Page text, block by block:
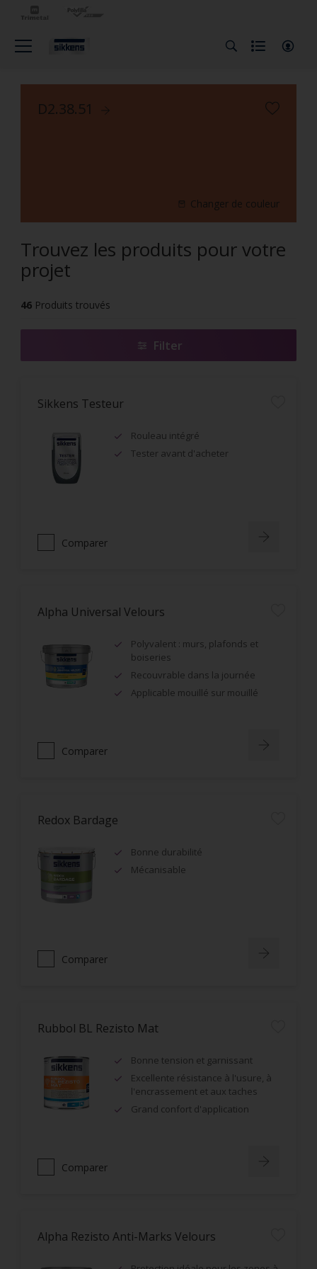
D2.38.51
Changer de couleur
Trouvez les produits pour votre
projet
46 Produits trouvés
Filter
Sikkens Testeur
Rouleau intégré
Tester avant d'acheter
Comparer
Alpha Universal Velours
Polyvalent : murs, plafonds et
boiseries
Recouvrable dans la journée
Applicable mouillé sur mouillé
Comparer
Redox Bardage
Bonne durabilité
Mécanisable
Comparer
Rubbol BL Rezisto Mat
Bonne tension et garnissant
Excellente résistance à l'usure, à
l'encrassement et aux taches
Grand confort d'application
Comparer
Alpha Rezisto Anti-Marks Velours